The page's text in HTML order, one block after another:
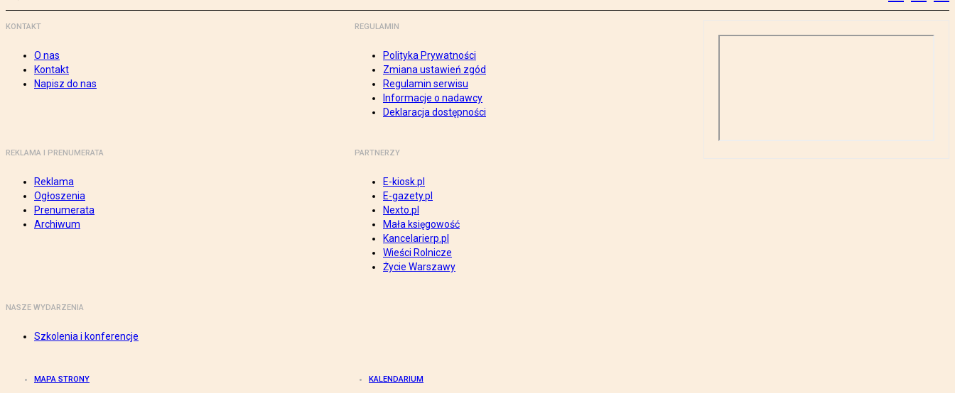
KONTAKT
O nas
Kontakt
Napisz do nas
REGULAMIN
Polityka Prywatności
Zmiana ustawień zgód
Regulamin serwisu
Informacje o nadawcy
Deklaracja dostępności
REKLAMA I PRENUMERATA
Reklama
Ogłoszenia
Prenumerata
Archiwum
PARTNERZY
E-kiosk.pl
E-gazety.pl
Nexto.pl
Mała księgowość
Kancelarierp.pl
Wieści Rolnicze
Życie Warszawy
NASZE WYDARZENIA
Szkolenia i konferencje
MAPA STRONY KALENDARIUM